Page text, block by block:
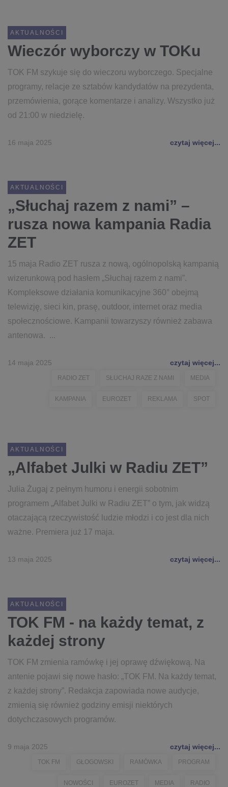
AKTUALNOŚCI
Wieczór wyborczy w TOKu
TOK FM szykuje się do wieczoru wyborczego. Specjalne
programy, relacje ze sztabów kandydatów na prezydenta,
przemówienia, gorące komentarze i analizy. Wszystko już
od 21:00 w niedzielę.
16 maja 2025 czytaj więcej...
AKTUALNOŚCI
„Słuchaj razem z nami” –
rusza nowa kampania Radia
ZET
15 maja Radio ZET rusza z nową, ogólnopolską kampanią
wizerunkową pod hasłem „Słuchaj razem z nami”.
Kompleksowe działania komunikacyjne 360° obejmą
telewizję, sieci kin, prasę, outdoor, internet oraz media
społecznościowe. Kampanii towarzyszy również zabawa
antenowa. ...
14 maja 2025 czytaj więcej...
RADIO ZET SŁUCHAJ RAZE Z NAMI MEDIA
KAMPANIA EUROZET REKLAMA SPOT
AKTUALNOŚCI
„Alfabet Julki w Radiu ZET”
Julia Żugaj z pełnym humoru i energii sobotnim
programem „Alfabet Julki w Radiu ZET” o tym, jak widzą
otaczającą rzeczywistość ludzie młodzi i co jest dla nich
ważne. Premiera już 17 maja.
13 maja 2025 czytaj więcej...
AKTUALNOŚCI
TOK FM - na każdy temat, z
każdej strony
TOK FM zmienia ramówkę i jej oprawę dźwiękową. Na
antenie pojawi się nowe hasło: „TOK FM. Na każdy temat,
z każdej strony”. Redakcja zapowiada nowe audycje,
zmienią się również godziny emisji niektórych
dotychczasowych programów.
9 maja 2025 czytaj więcej...
TOK FM GŁOGOWSKI RAMÓWKA PROGRAM
NOWOŚCI EUROZET MEDIA RADIO